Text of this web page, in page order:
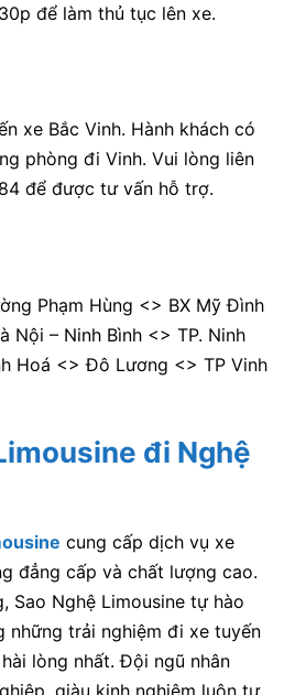
để làm thủ tục lên xe.
xe Bắc Vinh. Hành khách có
phòng đi Vinh. Vui lòng liên
để được tư vấn hỗ trợ.
Phạm Hùng <> BX Mỹ Đình
Nội – Ninh Bình <> TP. Ninh
Hoá <> Đô Lương <> TP Vinh
đi Nghệ
cung cấp dịch vụ xe
đẳng cấp và chất lượng cao.
Sao Nghệ Limousine tự hào
những trải nghiệm đi xe tuyến
lòng nhất. Đội ngũ nhân